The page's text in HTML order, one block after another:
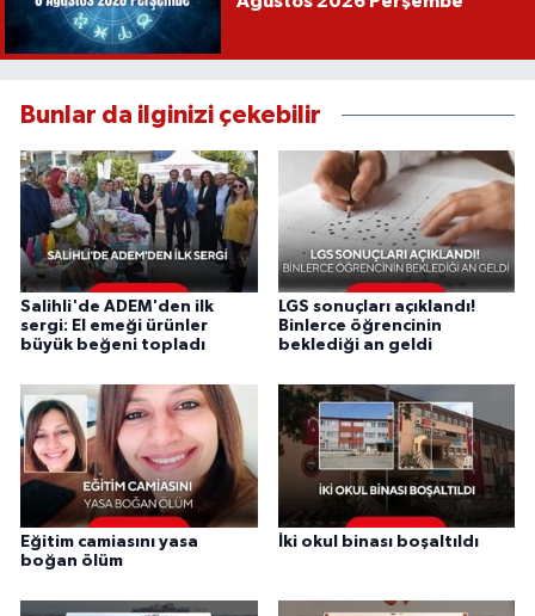
Bunlar da ilginizi çekebilir
Salihli'de ADEM'den ilk
sergi: El emeği ürünler
büyük beğeni topladı
LGS sonuçları açıklandı!
Binlerce öğrencinin
beklediği an geldi
Eğitim camiasını yasa
boğan ölüm
İki okul binası boşaltıldı